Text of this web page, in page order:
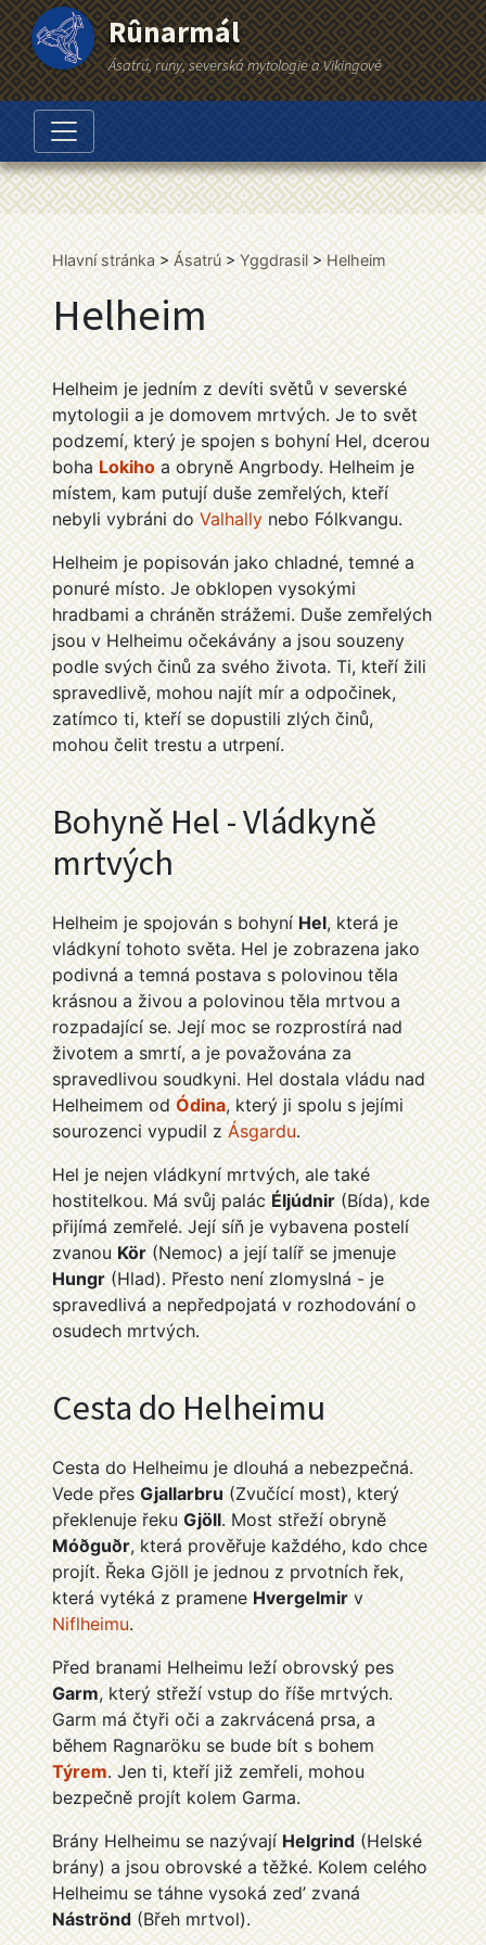
Rûnarmál
Ásatrú, runy, severská mytologie a Vikingové
Hlavní stránka Ásatrú Yggdrasil Helheim
Helheim
Helheim je jedním z devíti světů v severské
mytologii a je domovem mrtvých. Je to svět
podzemí, který je spojen s bohyní Hel, dcerou
bohaLokihoa obryně Angrbody. Helheim je
místem, kam putují duše zemřelých, kteří
nebyli vybráni doValhallynebo Fólkvangu.
Helheim je popisován jako chladné, temné a
ponuré místo. Je obklopen vysokými
hradbami a chráněn strážemi. Duše zemřelých
jsou v Helheimu očekávány a jsou souzeny
podle svých činů za svého života. Ti, kteří žili
spravedlivě, mohou najít mír a odpočinek,
zatímco ti, kteří se dopustili zlých činů,
mohou čelit trestu a utrpení.
Bohyně Hel - Vládkyně
mrtvých
Helheim je spojován s bohyníHel, která je
vládkyní tohoto světa. Hel je zobrazena jako
podivná a temná postava s polovinou těla
krásnou a živou a polovinou těla mrtvou a
rozpadající se. Její moc se rozprostírá nad
životem a smrtí, a je považována za
spravedlivou soudkyni. Hel dostala vládu nad
Helheimem odÓdina, který ji spolu s jejími
sourozenci vypudil zÁsgardu.
Hel je nejen vládkyní mrtvých, ale také
hostitelkou. Má svůj palácÉljúdnir(Bída), kde
přijímá zemřelé. Její síň je vybavena postelí
zvanouKör(Nemoc) a její talíř se jmenuje
Hungr(Hlad). Přesto není zlomyslná - je
spravedlivá a nepředpojatá v rozhodování o
osudech mrtvých.
Cesta do Helheimu
Cesta do Helheimu je dlouhá a nebezpečná.
Vede přesGjallarbru(Zvučící most), který
překlenuje řekuGjöll. Most střeží obryně
Móðguðr, která prověřuje každého, kdo chce
projít. Řeka Gjöll je jednou z prvotních řek,
která vytéká z prameneHvergelmirv
Niflheimu.
Před branami Helheimu leží obrovský pes
Garm, který střeží vstup do říše mrtvých.
Garm má čtyři oči a zakrvácená prsa, a
během Ragnaröku se bude bít s bohem
Týrem. Jen ti, kteří již zemřeli, mohou
bezpečně projít kolem Garma.
Brány Helheimu se nazývajíHelgrind(Helské
brány) a jsou obrovské a těžké. Kolem celého
Helheimu se táhne vysoká zed’ zvaná
Náströnd(Břeh mrtvol).